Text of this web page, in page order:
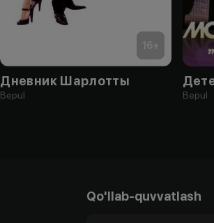
16+
Дневник Шарлотты
Bepul Bepul
Qo'llab-quvvatlash